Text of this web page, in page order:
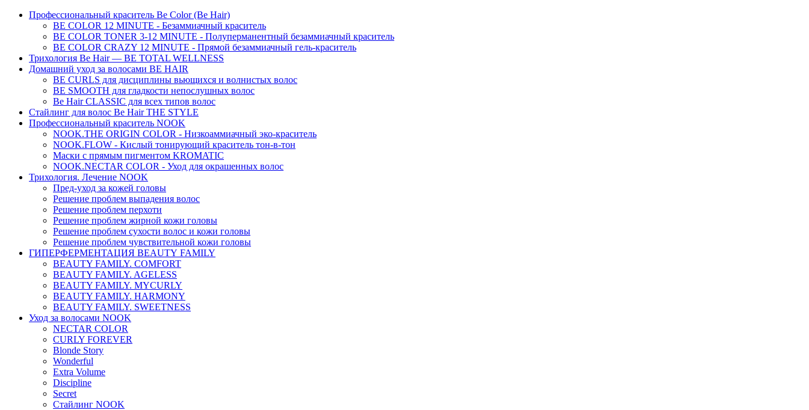
Профессиональный краситель Be Color (Be Hair)
BE COLOR 12 MINUTE - Безаммиачный краситель
BE COLOR TONER 3-12 MINUTE - Полуперманентный безаммиачный краситель
BE COLOR CRAZY 12 MINUTE - Прямой безаммиачный гель-краситель
Трихология Be Hair — BE TOTAL WELLNESS
Домашний уход за волосами BE HAIR
BE CURLS для дисциплины вьющихся и волнистых волос
BE SMOOTH для гладкости непослушных волос
Be Hair CLASSIC для всех типов волос
Стайлинг для волос Be Hair THE STYLE
Профессиональный краситель NOOK
NOOK.THE ORIGIN COLOR - Низкоаммиачный эко-краситель
NOOK.FLOW - Кислый тонирующий краситель тон-в-тон
Маски с прямым пигментом KROMATIC
NOOK.NECTAR COLOR - Уход для окрашенных волос
Трихология. Лечение NOOK
Пред-уход за кожей головы
Решение проблем выпадения волос
Решение проблем перхоти
Решение проблем жирной кожи головы
Решение проблем сухости волос и кожи головы
Решение проблем чувствительной кожи головы
ГИПЕРФЕРМЕНТАЦИЯ BEAUTY FAMILY
BEAUTY FAMILY. COMFORT
BEAUTY FAMILY. AGELESS
BEAUTY FAMILY. MYCURLY
BEAUTY FAMILY. HARMONY
BEAUTY FAMILY. SWEETNESS
Уход за волосами NOOK
NECTAR COLOR
CURLY FOREVER
Blonde Story
Wonderful
Extra Volume
Discipline
Secret
Стайлинг NOOK